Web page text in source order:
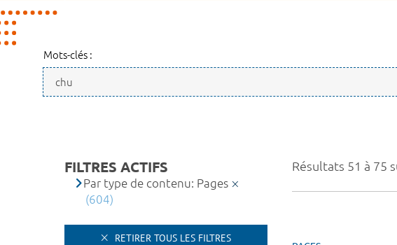
Mots-clés :
Résultats 51 à 75
FILTRES ACTIFS
Par type de contenu: Pages
(604)
RETIRER TOUS LES FILTRES